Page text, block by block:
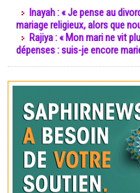
Inayah : « Je pense au
mariage religieux, alors que
Rajiya : « Mon mari ne vit
dépenses : suis-je encore